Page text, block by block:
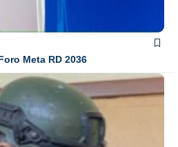
Meta RD 2036